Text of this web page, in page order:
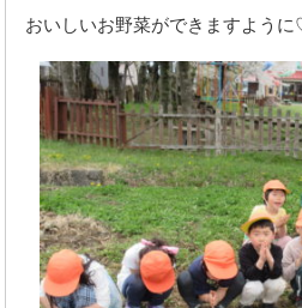
おいしいお野菜ができますよう